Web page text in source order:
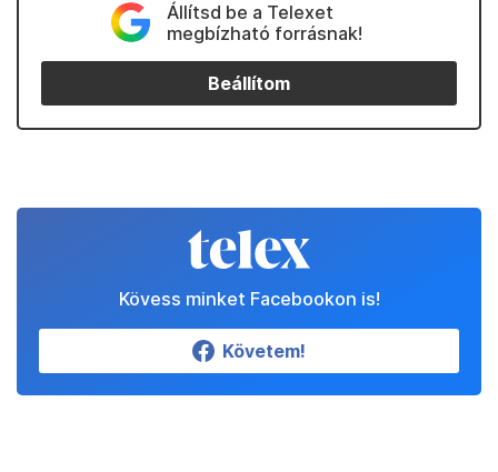
Állítsd be a Telexet
megbízható forrásnak!
Beállítom
Kövess minket Facebookon is!
Követem!